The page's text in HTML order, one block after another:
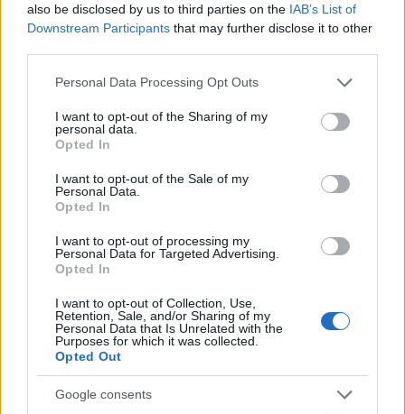
also be disclosed by us to third parties on the IAB’s List of
Downstream Participants that may further disclose it to other
Please note that this website/app uses one or more Google
not limited to your visit or usage behaviour. You may click to
grant or deny consent to Google and its third-party tags to
use your data for below specified purposes in below Google
consent section.
Personal Data Processing Opt Outs
I want to opt-out of the Sharing of my
personal data.
Opted In
I want to opt-out of the Sale of my
Personal Data.
Opted In
I want to opt-out of processing my
Personal Data for Targeted Advertising.
Opted In
I want to opt-out of Collection, Use,
Retention, Sale, and/or Sharing of my
Personal Data that Is Unrelated with the
Purposes for which it was collected.
Opted Out
Google consents
Europei degli sport acquatici, ciclismo e tennis: il
palinsesto sportivo del 3 agosto
Linci Rugby Club Milano: la storia di un gruppo di
A quanto ammonta il patrimonio di Federica
Pellegrini? Lo stipendio
Dai Knicks ai campionati di tennis: le scommesse che
hanno fatto storia